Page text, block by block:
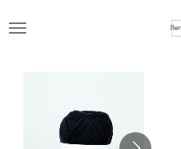
till